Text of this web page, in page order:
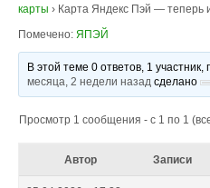
карты › Карта Яндекс Пэй — теперь
Помечено: ЯПЭЙ
В этой теме 0 ответов, 1
месяца, 2 недели назад сделано
Просмотр 1 сообщения - с 1 по 1
Автор Записи